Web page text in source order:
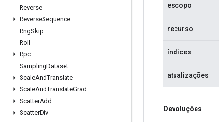
Reverse
ReverseSequence
RngSkip
Roll
Rpc
SamplingDataset
ScaleAndTranslate
ScaleAndTranslateGrad
ScatterAdd
ScatterDiv
escopo
recurso
índices
atualizações
Devoluções